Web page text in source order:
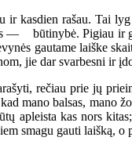
rašau. Tai lyg
— būtinybė. Pigiau ir
gautame laiške
jie dar svarbesni ir
rečiau prie jų
mano balsas, mano
apleista kas nors
smagu gauti laišką, o